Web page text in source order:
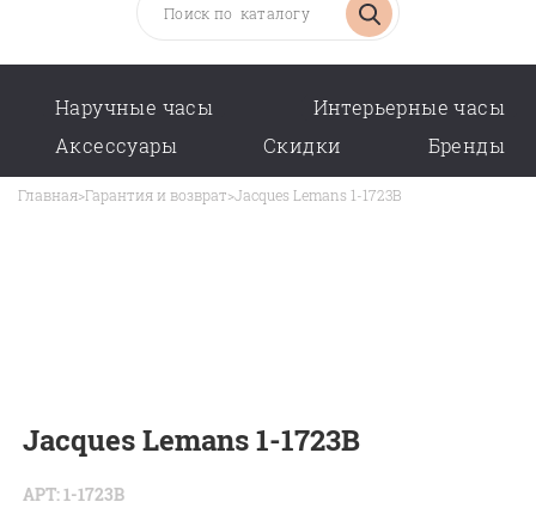
Наручные часы
Интерьерные часы
Аксессуары
Скидки Бренды
Главная>Гарантия и возврат>Jacques Lemans 1-1723B
Jacques Lemans 1-1723B
АРТ: 1-1723B